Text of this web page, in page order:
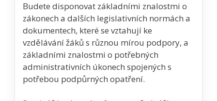
Budete disponovat základními znalostmi o
zákonech a dalších legislativních normách a
dokumentech, které se vztahují ke
vzdělávání žáků s různou mírou podpory, a
základními znalostmi o potřebných
administrativních úkonech spojených s
potřebou podpůrných opatření.